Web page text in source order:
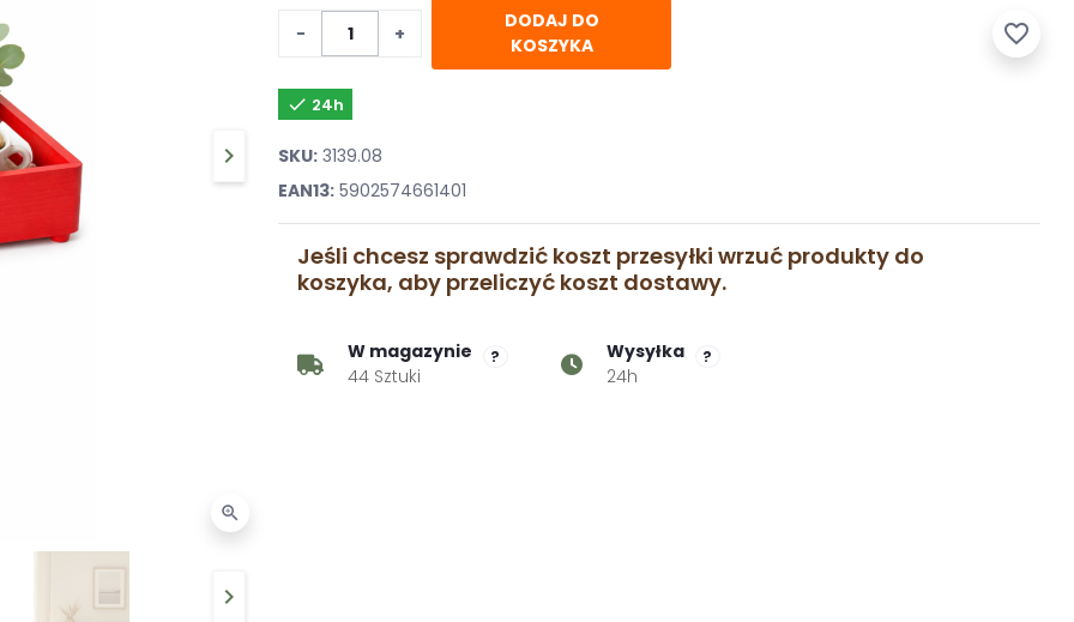
Następny
keyboard_arrow_right
zoom_in
Następny
keyboard_arrow_right
− +
DODAJ DO
KOSZYKA
favorite_border
 24h
SKU: 3139.08
EAN13: 5902574661401
Jeśli chcesz sprawdzić koszt przesyłki wrzuć produkty do
koszyka, aby przeliczyć koszt dostawy.
W magazynie
44 Sztuki
?
Wysyłka
24h
?